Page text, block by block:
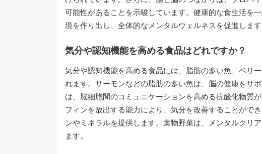
可能性があることを示唆しています。健康的な食生活を
境を作り出し、全体的なメンタルウェルネスを促進します
気分や認知機能を高める食品はどれですか？
気分や認知機能を高める食品には、脂肪の多い魚、ベリ
れます。サーモンなどの脂肪の多い魚は、脳の健康をサ
は、脳細胞間のコミュニケーションを高める抗酸化物質
フィンを放出する能力により、気分を改善することがで
ンやミネラルを提供します。葉物野菜は、メンタルクリ
ます。